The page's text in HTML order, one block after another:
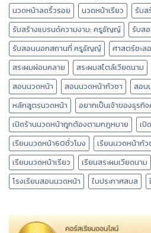
นวดหน้าลดริ้วรอย
นวดหน้าเรียว
รับส
รับสร้างแบรนด์ความงาม: ครูธัญญ์
รับส
รับสอนนอกสถานที่ ครูธัญญ์
ศาสตร์ชะล
สระผมผ่อนคลาย
สระผมสไตล์เวียดนาม
สอนนวดหน้า
สอนนวดหน้ากัวซา
สอน
หลักสูตรนวดหน้า
อยากเป็นเจ้าของธุรกิ
เปิดร้านนวดหน้าถูกต้องตามกฎหมาย
เปิ
เรียนนวดหน้า60ชั่วโมง
เรียนนวดหน้ากัว
เรียนนวดหน้าเรียว
เรียนสระผมเวียดนาม
โรงเรียนสอนนวดหน้า
ใบประกาศสบส